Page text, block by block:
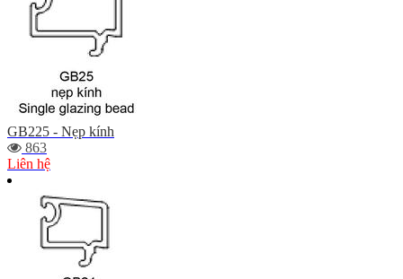
GB225 - Nẹp kính
863
Liên hệ